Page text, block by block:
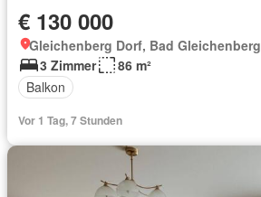
€ 130 000
Gleichenberg Dorf, Bad Gleichenberg
3 Zimmer
86 m²
Balkon
Vor 1 Tag, 7 Stunden